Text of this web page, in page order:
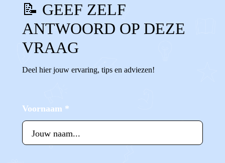
📝 GEEF ZELF
ANTWOORD OP DEZE
VRAAG
Deel hier jouw ervaring, tips en adviezen!
Voornaam *